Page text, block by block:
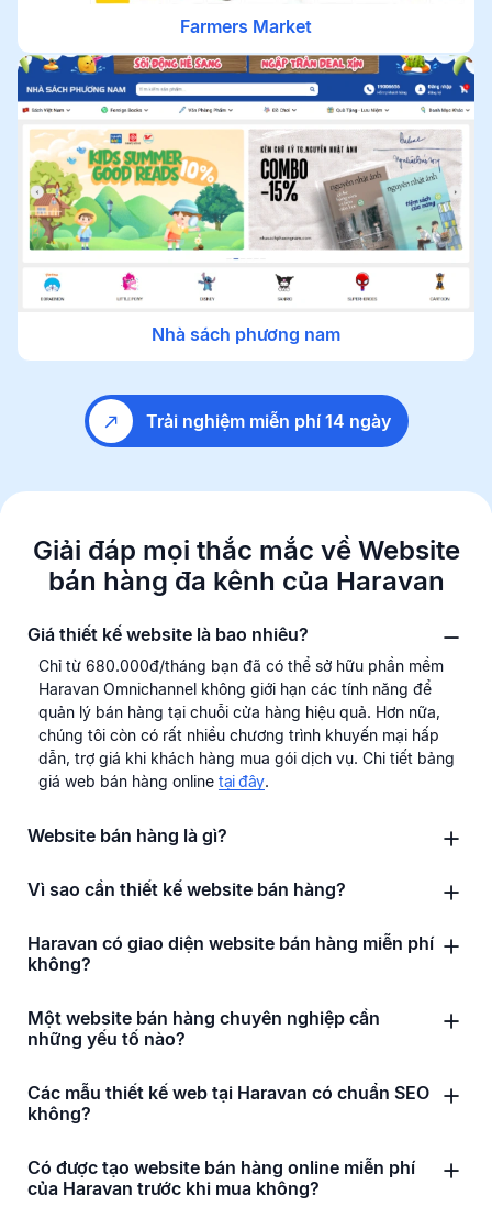
Farmers Market
Nhà sách phương nam
Trải nghiệm miễn phí 14 ngày
Giải đáp mọi thắc mắc về Website
bán hàng đa kênh của Haravan
Giá thiết kế website là bao nhiêu?
Chỉ từ 680.000đ/tháng bạn đã có thể sở hữu phần mềm
Haravan Omnichannel không giới hạn các tính năng để
quản lý bán hàng tại chuỗi cửa hàng hiệu quả. Hơn nữa,
chúng tôi còn có rất nhiều chương trình khuyến mại hấp
dẫn, trợ giá khi khách hàng mua gói dịch vụ. Chi tiết bảng
giá web bán hàng online tại đây.
Website bán hàng là gì?
Vì sao cần thiết kế website bán hàng?
Haravan có giao diện website bán hàng miễn phí
không?
Một website bán hàng chuyên nghiệp cần
những yếu tố nào?
Các mẫu thiết kế web tại Haravan có chuẩn SEO
không?
Có được tạo website bán hàng online miễn phí
của Haravan trước khi mua không?